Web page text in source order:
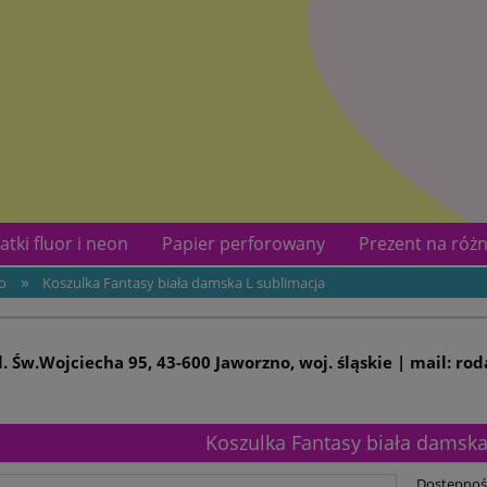
fluor i neon Papier perforowany
Prezent na
Kontakt
» Koszulka Fantasy biała damska L sublimacja
Św.Wojciecha 95, 43-600 Jaworzno, woj. śląskie | mail:
Koszulka Fantasy biała